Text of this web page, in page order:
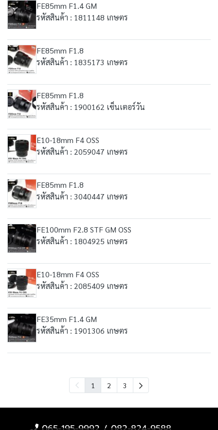
FE85mm F1.4 GM
รหัสสินค้า : 1811148 เกษตร
FE85mm F1.8
รหัสสินค้า : 1835173 เกษตร
FE85mm F1.8
รหัสสินค้า : 1900162 เซ็นเตอร์วัน
E10-18mm F4 OSS
รหัสสินค้า : 2059047 เกษตร
FE85mm F1.8
รหัสสินค้า : 3040447 เกษตร
FE100mm F2.8 STF GM OSS
รหัสสินค้า : 1804925 เกษตร
E10-18mm F4 OSS
รหัสสินค้า : 2085409 เกษตร
FE35mm F1.4 GM
รหัสสินค้า : 1901306 เกษตร
1 2 3